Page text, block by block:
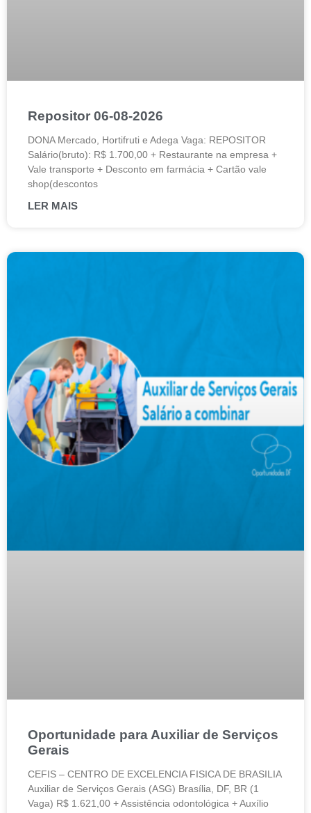
Repositor 06-08-2026
DONA Mercado, Hortifruti e Adega Vaga: REPOSITOR
Salário(bruto): R$ 1.700,00 + Restaurante na empresa +
Vale transporte + Desconto em farmácia + Cartão vale
shop(descontos
LER MAIS
Oportunidade para Auxiliar de Serviços
Gerais
CEFIS – CENTRO DE EXCELENCIA FISICA DE BRASILIA
Auxiliar de Serviços Gerais (ASG) Brasília, DF, BR (1
Vaga) R$ 1.621,00 + Assistência odontológica + Auxílio